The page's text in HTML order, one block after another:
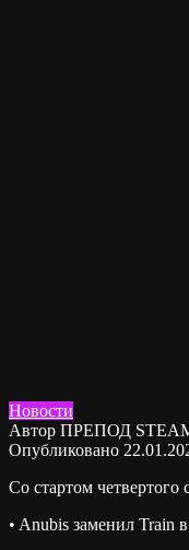
Новости
Автор ПРЕПОД
Опубликовано
Со стартом четвертого
• Anubis заменил Train